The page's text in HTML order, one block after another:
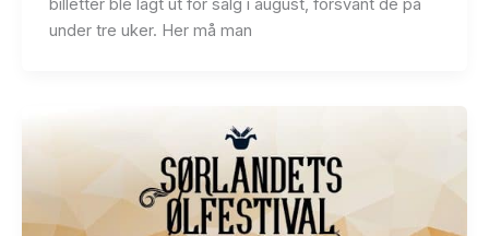
billetter ble lagt ut for salg i august, forsvant de på
under tre uker. Her må man